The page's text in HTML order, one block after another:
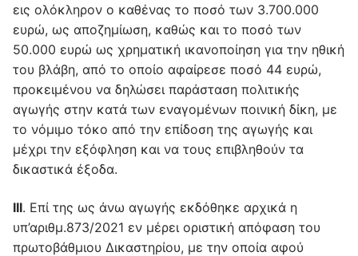
εις ολόκληρον ο καθένας το ποσό των 3.700.000
ευρώ, ως αποζημίωση, καθώς και το ποσό των
50.000 ευρώ ως χρηματική ικανοποίηση για την ηθική
του βλάβη, από το οποίο αφαίρεσε ποσό 44 ευρώ,
προκειμένου να δηλώσει παράσταση πολιτικής
αγωγής στην κατά των εναγομένων ποινική δίκη, με
το νόμιμο τόκο από την επίδοση της αγωγής και
μέχρι την εξόφληση και να τους επιβληθούν τα
δικαστικά έξοδα.
III. Επί της ως άνω αγωγής εκδόθηκε αρχικά η
υπ’αριθμ.873/2021 εν μέρει οριστική απόφαση του
πρωτοβάθμιου Δικαστηρίου, με την οποία αφού